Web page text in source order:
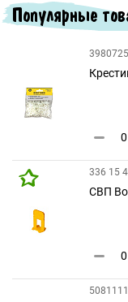
Популярные
3980725
336 15
СВП
5081111